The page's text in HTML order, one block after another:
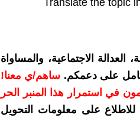
Translate the topic
الاجتماعية، والمساواة
كامل على دعمكم. ساهم/ي معنا!
تساهمون في استمرار هذا المنبر الحر
للاطلاع على معلومات التحويل